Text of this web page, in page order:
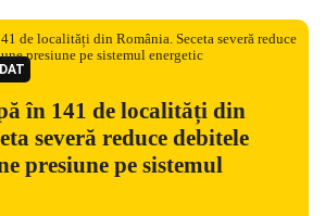
în 141 de localități din
severă reduce debitele
presiune pe sistemul